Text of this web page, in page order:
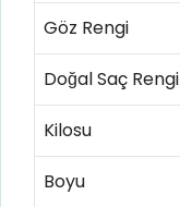
Göz Rengi
Doğal Saç Rengi
Kilosu
Boyu